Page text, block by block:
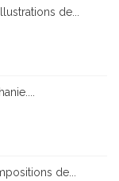
de...
de...